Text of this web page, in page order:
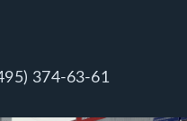
374-63-61